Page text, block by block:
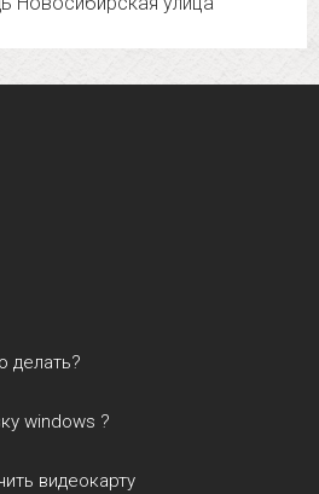
делать?
windows ?
видеокарту